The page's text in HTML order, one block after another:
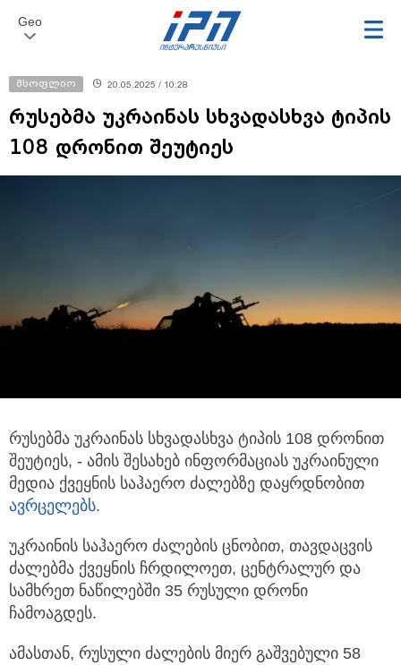
Geo
მსოფლიო 20.05.2025 / 10:28
რუსებმა უკრაინას სხვადასხვა ტიპის
108 დრონით შეუტიეს
რუსებმა უკრაინას სხვადასხვა ტიპის 108 დრონით
შეუტიეს, - ამის შესახებ ინფორმაციას უკრაინული
მედია ქვეყნის საჰაერო ძალებზე დაყრდნობით
ავრცელებს.
უკრაინის საჰაერო ძალების ცნობით, თავდაცვის
ძალებმა ქვეყნის ჩრდილოეთ, ცენტრალურ და
სამხრეთ ნაწილებში 35 რუსული დრონი
ჩამოაგდეს.
ამასთან, რუსული ძალების მიერ გაშვებული 58